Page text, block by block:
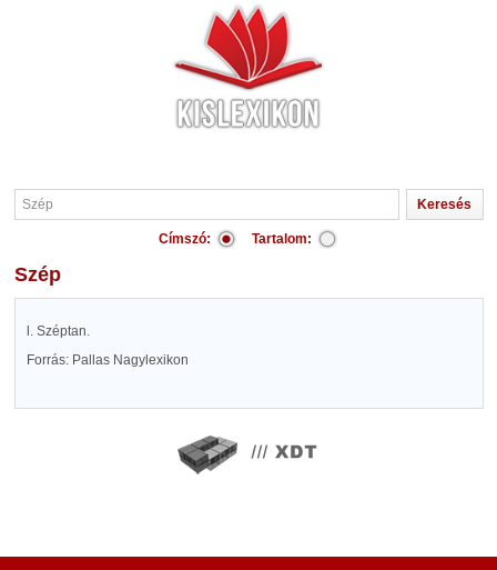
Címszó: Tartalom:
Szép
l. Széptan.
Forrás: Pallas Nagylexikon